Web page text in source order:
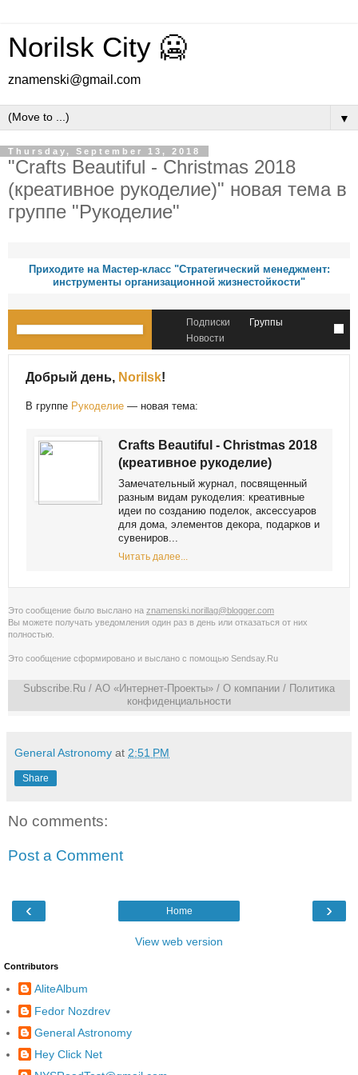
Norilsk City 🥶
znamenski@gmail.com
▼
Thursday, September 13, 2018
"Crafts Beautiful - Christmas 2018
(креативное рукоделие)" новая тема в
группе "Рукоделие"
Приходите на Мастер-класс "Стратегический менеджмент:
инструменты организационной жизнестойкости"
Подписки
Группы
Новости
Добрый день, Norilsk!
В группе Рукоделие — новая тема:
Crafts Beautiful - Christmas 2018
(креативное рукоделие)
Замечательный журнал, посвященный
разным видам рукоделия: креативные
идеи по созданию поделок, аксессуаров
для дома, элементов декора, подарков и
сувениров...
Читать далее...
Это сообщение было выслано на znamenski.norillag@blogger.com
Вы можете получать уведомления один раз в день или отказаться от них
полностью
Это сообщение сформировано и выслано с помощью Sendsay.Ru
Subscribe.Ru / АО «Интернет-Проекты» / О компании / Политика
конфиденциальности
General Astronomy at 2:51 PM
Share
No comments:
Post a Comment
‹ ›
Home
View web version
Contributors
AliteAlbum
Fedor Nozdrev
General Astronomy
Hey Click Net